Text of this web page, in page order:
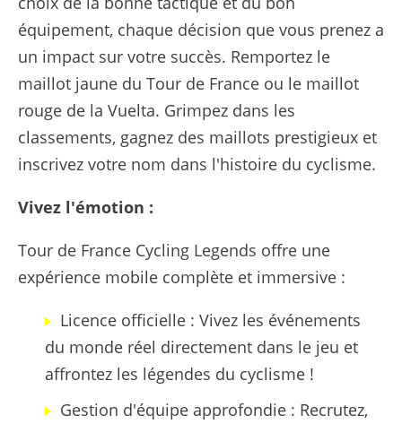
équipement, chaque décision que vous prenez a
un impact sur votre succès. Remportez le
maillot jaune du Tour de France ou le maillot
rouge de la Vuelta. Grimpez dans les
classements, gagnez des maillots prestigieux et
inscrivez votre nom dans l'histoire du cyclisme.
Vivez l'émotion :
Tour de France Cycling Legends offre une
expérience mobile complète et immersive :
Licence officielle : Vivez les événements
du monde réel directement dans le jeu et
affrontez les légendes du cyclisme !
Gestion d'équipe approfondie : Recrutez,